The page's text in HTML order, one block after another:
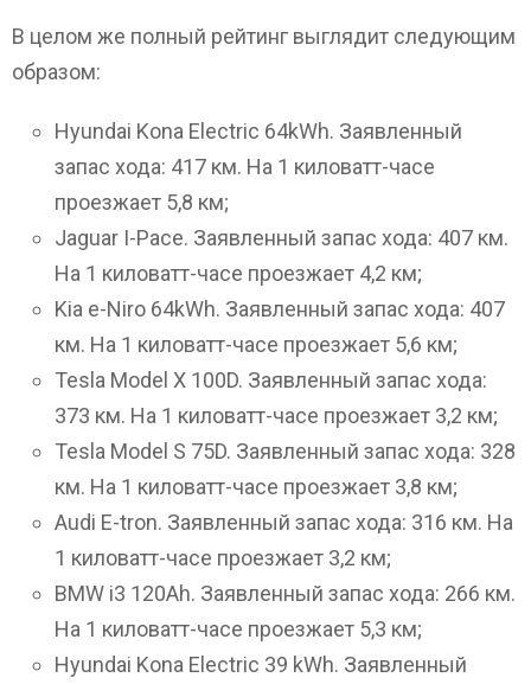
В целом же полный рейтинг выглядит следующим
образом:
Hyundai Kona Electric 64kWh. Заявленный
запас хода: 417 км. На 1 киловатт-часе
проезжает 5,8 км;
Jaguar I-Pace. Заявленный запас хода: 407 км.
На 1 киловатт-часе проезжает 4,2 км;
Kia e-Niro 64kWh. Заявленный запас хода: 407
км. На 1 киловатт-часе проезжает 5,6 км;
Tesla Model X 100D. Заявленный запас хода:
373 км. На 1 киловатт-часе проезжает 3,2 км;
Tesla Model S 75D. Заявленный запас хода: 328
км. На 1 киловатт-часе проезжает 3,8 км;
Audi E-tron. Заявленный запас хода: 316 км. На
1 киловатт-часе проезжает 3,2 км;
BMW i3 120Ah. Заявленный запас хода: 266 км.
На 1 киловатт-часе проезжает 5,3 км;
Hyundai Kona Electric 39 kWh. Заявленный